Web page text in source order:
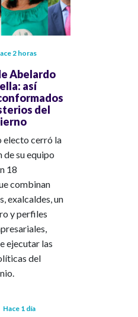
2 horas
Abelardo
así
del
electo cerró la
su equipo
18
combinan
exalcaldes, un
y perfiles
ejecutar las
del
Hace 1 día